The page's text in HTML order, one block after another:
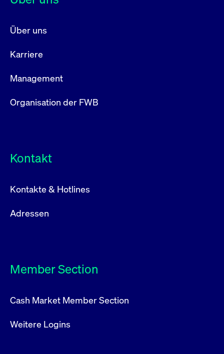
Über uns
Karriere
Management
Organisation der FWB
Kontakt
Kontakte & Hotlines
Adressen
Member Section
Cash Market Member Section
Weitere Logins